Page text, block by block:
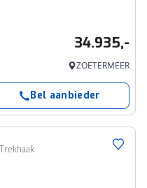
34.935,-
ZOETERMEER
Bel aanbieder